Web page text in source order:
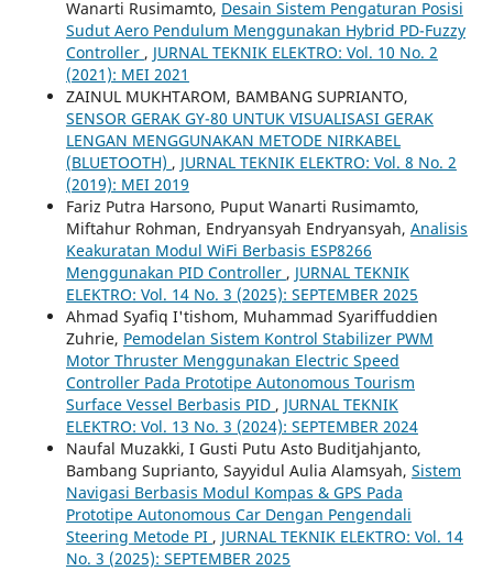
Wanarti Rusimamto, Desain Sistem Pengaturan Posisi
Sudut Aero Pendulum Menggunakan Hybrid PD-Fuzzy
Controller , JURNAL TEKNIK ELEKTRO: Vol. 10 No. 2
(2021): MEI 2021
ZAINUL MUKHTAROM, BAMBANG SUPRIANTO,
SENSOR GERAK GY-80 UNTUK VISUALISASI GERAK
LENGAN MENGGUNAKAN METODE NIRKABEL
(BLUETOOTH) , JURNAL TEKNIK ELEKTRO: Vol. 8 No. 2
(2019): MEI 2019
Fariz Putra Harsono, Puput Wanarti Rusimamto,
Miftahur Rohman, Endryansyah Endryansyah, Analisis
Keakuratan Modul WiFi Berbasis ESP8266
Menggunakan PID Controller , JURNAL TEKNIK
ELEKTRO: Vol. 14 No. 3 (2025): SEPTEMBER 2025
Ahmad Syafiq I'tishom, Muhammad Syariffuddien
Zuhrie, Pemodelan Sistem Kontrol Stabilizer PWM
Motor Thruster Menggunakan Electric Speed
Controller Pada Prototipe Autonomous Tourism
Surface Vessel Berbasis PID , JURNAL TEKNIK
ELEKTRO: Vol. 13 No. 3 (2024): SEPTEMBER 2024
Naufal Muzakki, I Gusti Putu Asto Buditjahjanto,
Bambang Suprianto, Sayyidul Aulia Alamsyah, Sistem
Navigasi Berbasis Modul Kompas & GPS Pada
Prototipe Autonomous Car Dengan Pengendali
Steering Metode PI , JURNAL TEKNIK ELEKTRO: Vol. 14
No. 3 (2025): SEPTEMBER 2025